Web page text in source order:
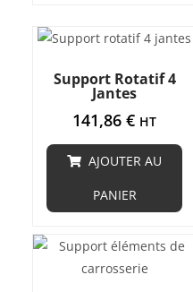
Support Rotatif 4
Jantes
141,86€ HT
AJOUTER AU
PANIER